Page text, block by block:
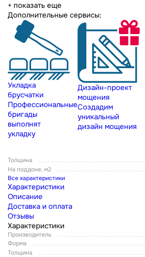
+ показать еще
Дополнительные сервисы:
Укладка
брусчатки
Профессиональные
бригады
выполнят
укладку
Дизайн-проект
мощения
Создадим
уникальный
дизайн мощения
Толщина
На поддоне, м2
Все характеристики
Характеристики
Описание
Доставка и оплата
Отзывы
Характеристики
Производитель
Форма
Толщина